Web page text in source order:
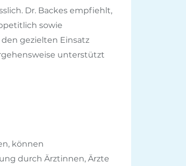
Dr. Backes empfiehlt,
sowie
gezielten Einsatz
unterstützt
können
durch Ärztinnen, Ärzte